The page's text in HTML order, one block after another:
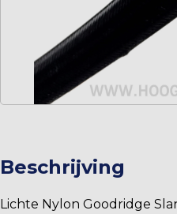
Beschrijving
Lichte Nylon Goodridge